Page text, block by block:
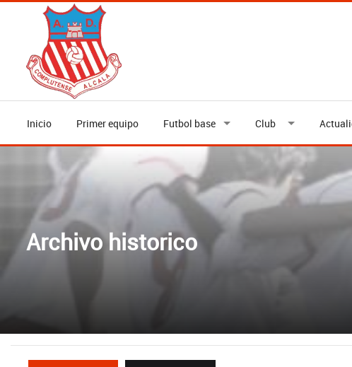
Inicio Primer equipo Futbol base Club
Archivo historico